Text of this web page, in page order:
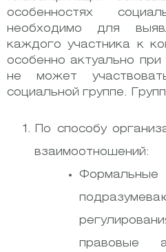
особенностях
необходимо для
каждого участника к
особенно актуально
не может
социальной группе.
По способу
взаимоотношений:
правовые